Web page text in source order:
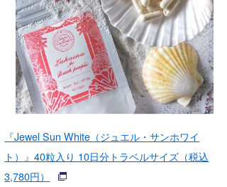
『Jewel Sun White（ジュエル・サンホワイ
ト）』40粒入り 10日分トラベルサイズ（税込
3,780円）